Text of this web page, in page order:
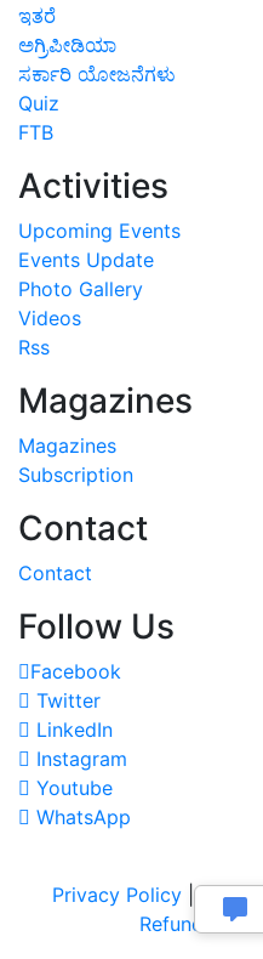
ಇತರೆ
ಅಗ್ರಿಪೀಡಿಯಾ
ಸರ್ಕಾರಿ ಯೋಜನೆಗಳು
Quiz
FTB
Activities
Upcoming Events
Events Update
Photo Gallery
Videos
Rss
Magazines
Magazines
Subscription
Contact
Contact
Follow Us
Facebook
Twitter
LinkedIn
Instagram
Youtube
WhatsApp
Privacy Policy |
Refund &